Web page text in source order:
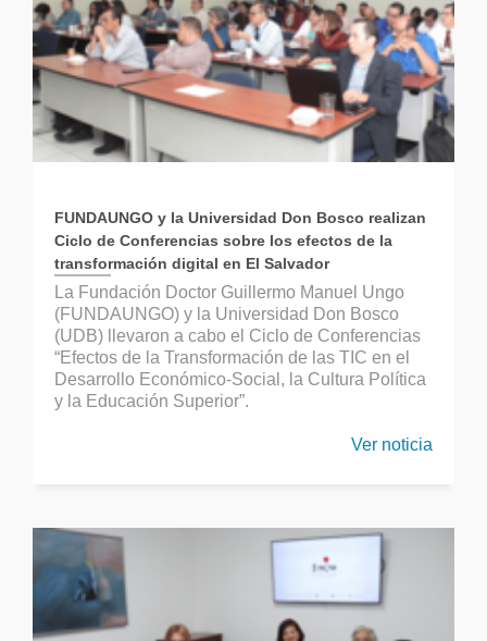
FUNDAUNGO y la Universidad Don Bosco realizan
Ciclo de Conferencias sobre los efectos de la
transformación digital en El Salvador
La Fundación Doctor Guillermo Manuel Ungo
(FUNDAUNGO) y la Universidad Don Bosco
(UDB) llevaron a cabo el Ciclo de Conferencias
“Efectos de la Transformación de las TIC en el
Desarrollo Económico-Social, la Cultura Política
y la Educación Superior”.
Ver noticia